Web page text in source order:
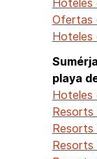
Ofertas
Hoteles
playa
Hoteles
Resorts
Resorts